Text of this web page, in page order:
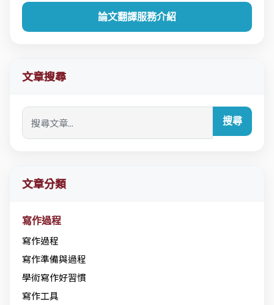
論文翻譯服務介紹
文章搜尋
搜尋
文章分類
寫作過程
寫作過程
寫作準備與過程
學術寫作好習慣
寫作工具